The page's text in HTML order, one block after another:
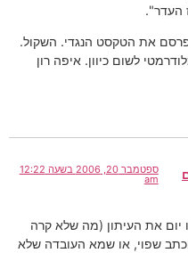
העדר".
את הטקסט הנגדי. השקול.
לשום כיוון. איפה רון
ספטמבר 20, 2006 בשעה 12:22
am
יום את העיתון (מה שלא קרה
שפוי, או שמא העובדה שלא